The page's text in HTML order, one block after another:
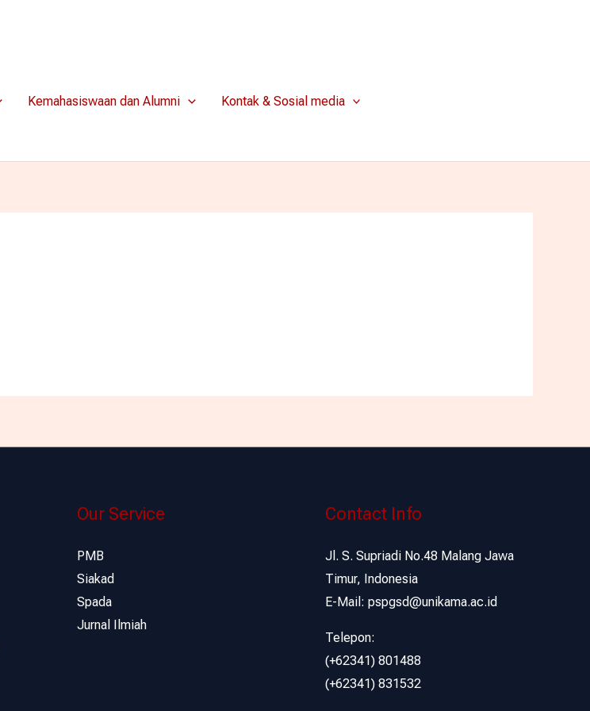
Kemahasiswaan dan Alumni Kontak & Sosial media
Our Service
PMB
Siakad
Spada
Jurnal Ilmiah
Contact Info
Jl. S. Supriadi No.48 Malang Jawa
Timur, Indonesia
E-Mail: pspgsd@unikama.ac.id
Telepon:
(+62341) 801488
(+62341) 831532